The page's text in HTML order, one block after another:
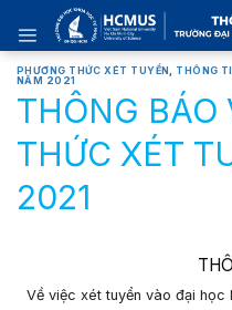
content
PHƯƠNG THỨC XÉT TUYỂN THÔNG
NĂM 2021
THÔNG BÁO
THỨC XÉT
2021
Về việc xét tuyển vào đại học